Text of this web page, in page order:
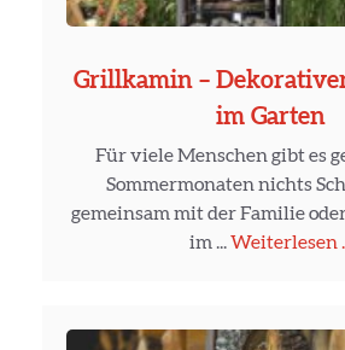
Grillkamin –
im Garten
Für viele Menschen gibt es
Sommermonaten nichts
gemeinsam mit der Familie
im ...Weiterlesen